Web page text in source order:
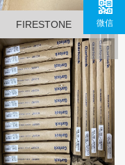
FIRESTONE 微信